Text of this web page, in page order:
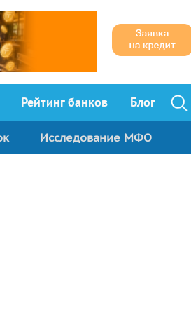
Рейтинг банков Блог
Исследование МФО